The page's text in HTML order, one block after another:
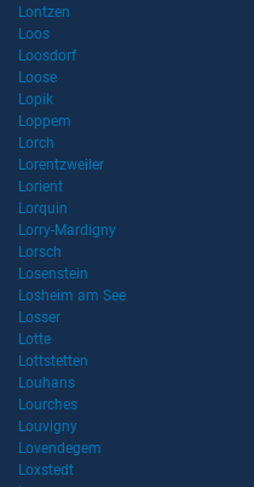
Lontzen
Loos
Loosdorf
Loose
Lopik
Loppem
Lorch
Lorentzweiler
Lorient
Lorquin
Lorry-Mardigny
Lorsch
Losenstein
Losheim am See
Losser
Lotte
Lottstetten
Louhans
Lourches
Louvigny
Lovendegem
Loxstedt